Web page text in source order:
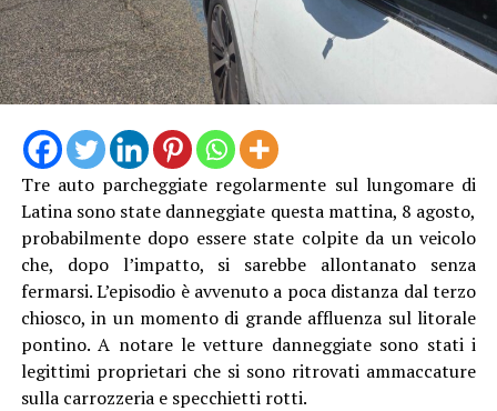
Tre auto parcheggiate regolarmente sul lungomare di
Latina sono state danneggiate questa mattina, 8 agosto,
probabilmente dopo essere state colpite da un veicolo
che, dopo l’impatto, si sarebbe allontanato senza
fermarsi. L’episodio è avvenuto a poca distanza dal terzo
chiosco, in un momento di grande affluenza sul litorale
pontino. A notare le vetture danneggiate sono stati i
legittimi proprietari che si sono ritrovati ammaccature
sulla carrozzeria e specchietti rotti.